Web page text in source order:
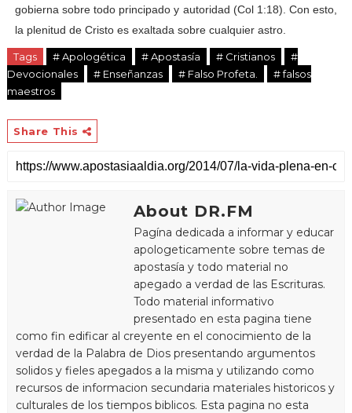
gobierna sobre todo principado y autoridad (Col 1:18). Con esto,
la plenitud de Cristo es exaltada sobre cualquier astro.
Tags # Apologética # Apostasía # Cristianos
#
Devocionales
# Enseñanzas # Falso Profeta.
# falsos
maestros
Share This
About DR.FM
Pagína dedicada a informar y educar
apologeticamente sobre temas de
apostasía y todo material no
apegado a verdad de las Escrituras.
Todo material informativo
presentado en esta pagina tiene
como fin edificar al creyente en el conocimiento de la
verdad de la Palabra de Dios presentando argumentos
solidos y fieles apegados a la misma y utilizando como
recursos de informacion secundaria materiales historicos y
culturales de los tiempos biblicos. Esta pagina no esta